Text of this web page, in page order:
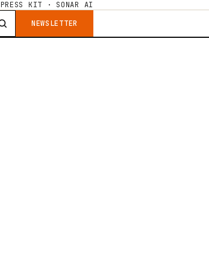
PRESS KIT · SONAR AI
NEWSLETTER